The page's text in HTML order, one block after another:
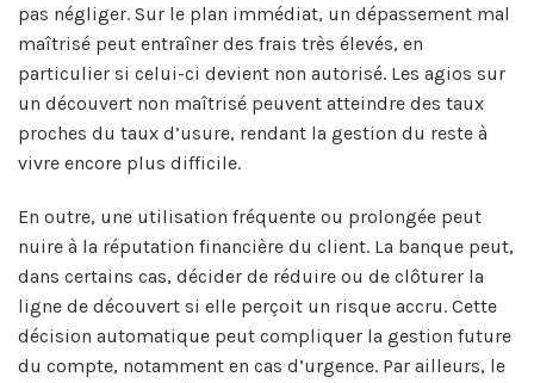
pas négliger. Sur le plan immédiat, un dépassement mal
maîtrisé peut entraîner des frais très élevés, en
particulier si celui-ci devient non autorisé. Les agios sur
un découvert non maîtrisé peuvent atteindre des taux
proches du taux d’usure, rendant la gestion du reste à
vivre encore plus difficile.
En outre, une utilisation fréquente ou prolongée peut
nuire à la réputation financière du client. La banque peut,
dans certains cas, décider de réduire ou de clôturer la
ligne de découvert si elle perçoit un risque accru. Cette
décision automatique peut compliquer la gestion future
du compte, notamment en cas d’urgence. Par ailleurs, le